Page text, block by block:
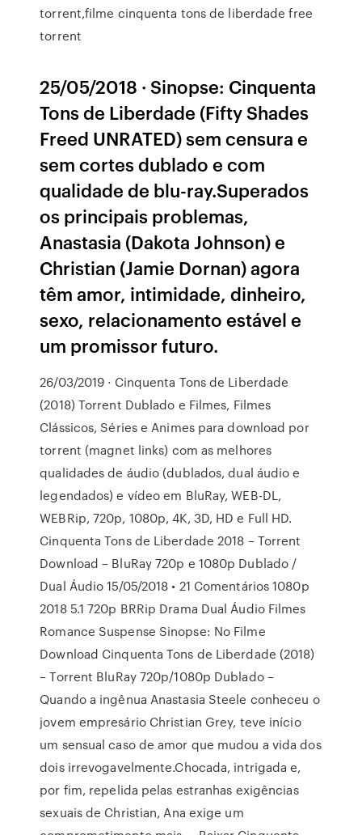
torrent,filme cinquenta tons de liberdade free
torrent
25/05/2018 · Sinopse: Cinquenta
Tons de Liberdade (Fifty Shades
Freed UNRATED) sem censura e
sem cortes dublado e com
qualidade de blu-ray.Superados
os principais problemas,
Anastasia (Dakota Johnson) e
Christian (Jamie Dornan) agora
têm amor, intimidade, dinheiro,
sexo, relacionamento estável e
um promissor futuro.
26/03/2019 · Cinquenta Tons de Liberdade
(2018) Torrent Dublado e Filmes, Filmes
Clássicos, Séries e Animes para download por
torrent (magnet links) com as melhores
qualidades de áudio (dublados, dual áudio e
legendados) e vídeo em BluRay, WEB-DL,
WEBRip, 720p, 1080p, 4K, 3D, HD e Full HD.
Cinquenta Tons de Liberdade 2018 – Torrent
Download – BluRay 720p e 1080p Dublado /
Dual Áudio 15/05/2018 • 21 Comentários 1080p
2018 5.1 720p BRRip Drama Dual Áudio Filmes
Romance Suspense Sinopse: No Filme
Download Cinquenta Tons de Liberdade (2018)
– Torrent BluRay 720p/1080p Dublado –
Quando a ingênua Anastasia Steele conheceu o
jovem empresário Christian Grey, teve início
um sensual caso de amor que mudou a vida dos
dois irrevogavelmente.Chocada, intrigada e,
por fim, repelida pelas estranhas exigências
sexuais de Christian, Ana exige um